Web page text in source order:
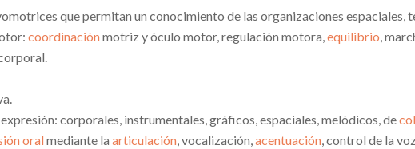
que permitan un conocimiento de las organizaciones espaciales,
coordinaciónmotriz y óculo motor, regulación motora,equilibrio,
corporales, instrumentales, gráficos, espaciales, melódicos, de
oralmediante laarticulación, vocalización,acentuación, control de la